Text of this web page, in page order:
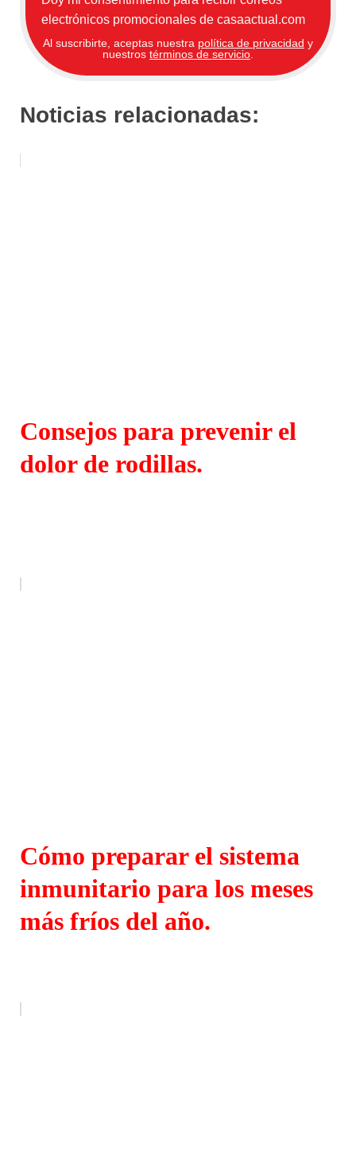
electrónicos promocionales de casaactual.com
Al suscribirte, aceptas nuestra política de privacidad y
nuestros términos de servicio
Noticias relacionadas:
Consejos para prevenir el
dolor de rodillas.
Cómo preparar el sistema
inmunitario para los meses
más fríos del año.